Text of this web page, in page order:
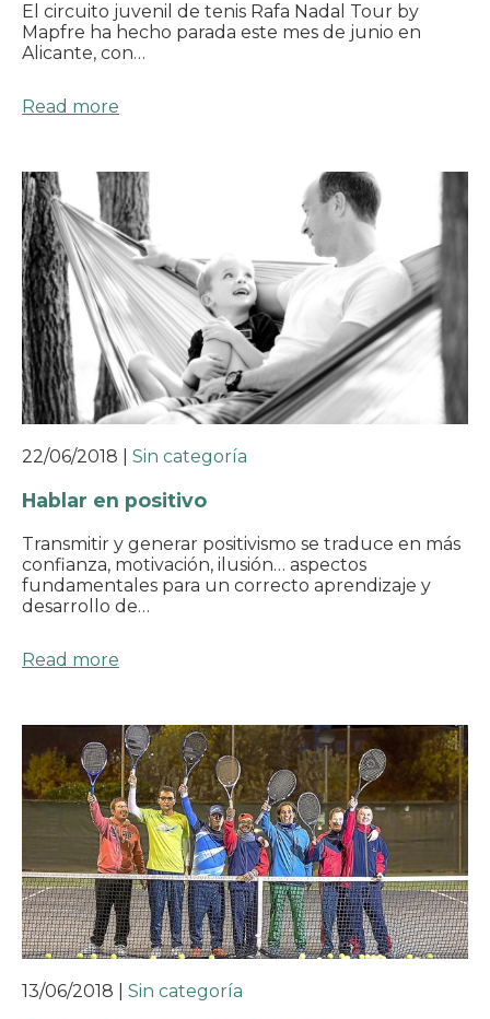
El circuito juvenil de tenis Rafa Nadal Tour by
Mapfre ha hecho parada este mes de junio en
Alicante, con…
Read more
22/06/2018 Sin categoría
Hablar en positivo
Transmitir y generar positivismo se traduce en más
confianza, motivación, ilusión… aspectos
fundamentales para un correcto aprendizaje y
desarrollo de…
Read more
13/06/2018 Sin categoría